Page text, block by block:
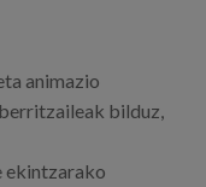
animazio
bilduz,
ekintzarako